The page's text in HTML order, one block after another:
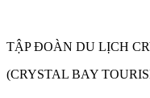
TẬP ĐOÀN DU LỊCH
(CRYSTAL BAY